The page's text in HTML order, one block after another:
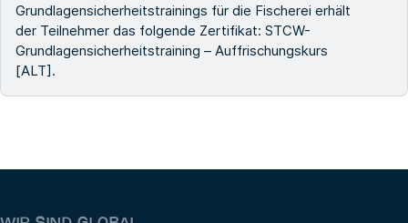
Grundlagensicherheitstrainings für die Fischerei erhält
der Teilnehmer das folgende Zertifikat: STCW-
Grundlagensicherheitstraining – Auffrischungskurs
[ALT].